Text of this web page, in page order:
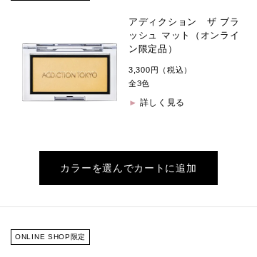
アディクション ザ ブラ
ッシュ マット（オンライ
ン限定品）
3,300円（税込）
全3色
詳しく見る
カラーを選んでカートに追加
ONLINE SHOP限定